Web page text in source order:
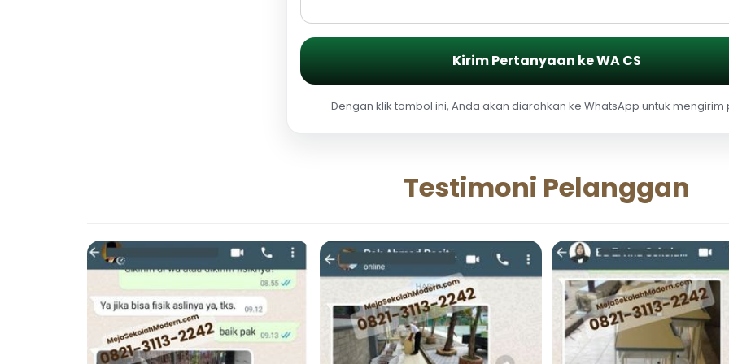
Kirim Pertanyaan ke WA CS
Dengan klik tombol ini, Anda akan diarahkan ke WhatsApp untuk mengirim
Testimoni Pelanggan